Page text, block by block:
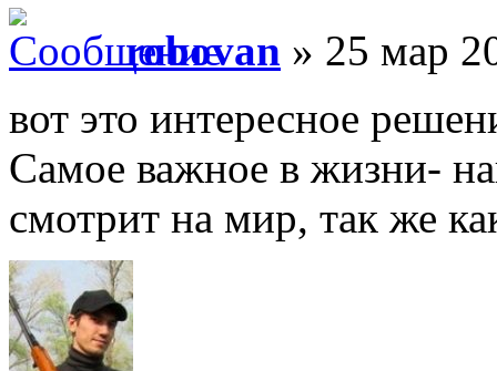
robovan » 25 мар
вот это интересное
Самое важное в жизни-
смотрит на мир, так же